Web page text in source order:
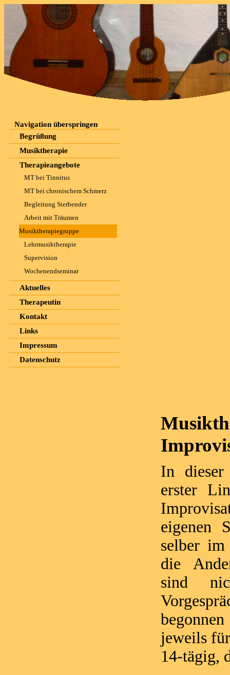
Navigation überspringen
Begrüßung
Musiktherapie
Therapieangebote
MT bei Tinnitus
MT bei chronischem Schmerz
Begleitung Sterbender
Arbeit mit Träumen
Musiktherapiegruppe
Lehrmusiktherapie
Supervision
Wochenendseminar
Aktuelles
Therapeutin
Kontakt
Links
Impressum
Datenschutz
In
erster
eigenen
selber im
die
sind
jeweils
14-tägig,